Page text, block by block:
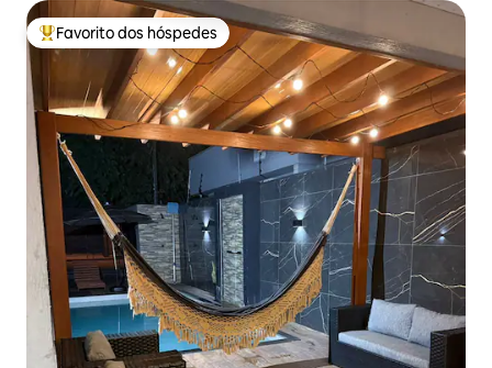
Favoritos dos hóspedes mais apreciados
Favorito dos hóspedes